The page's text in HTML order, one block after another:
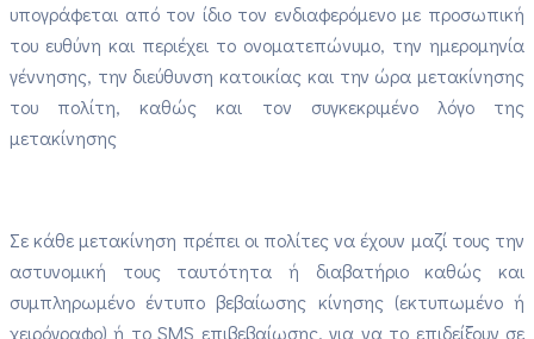
υπογράφεται από τον ίδιο τον ενδιαφερόμενο με προσωπική
του ευθύνη και περιέχει το ονοματεπώνυμο, την ημερομηνία
γέννησης, την διεύθυνση κατοικίας και την ώρα μετακίνησης
του πολίτη, καθώς και τον συγκεκριμένο λόγο της
μετακίνησης
Σε κάθε μετακίνηση πρέπει οι πολίτες να έχουν μαζί τους την
αστυνομική τους ταυτότητα ή διαβατήριο καθώς και
συμπληρωμένο έντυπο βεβαίωσης κίνησης (εκτυπωμένο ή
χειρόγραφο) ή το SMS επιβεβαίωσης, για να το επιδείξουν σε